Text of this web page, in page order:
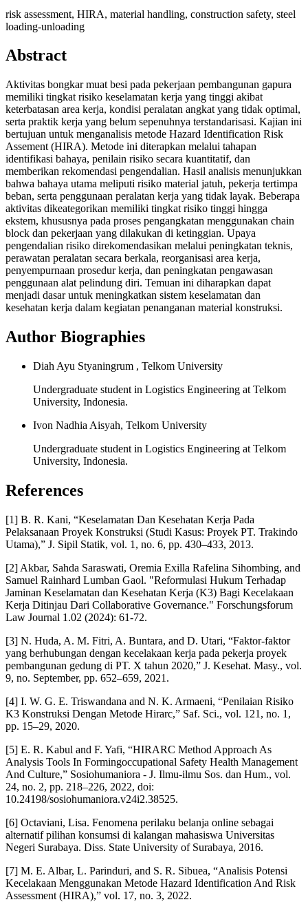
risk assessment, HIRA, material handling, construction safety, steel
loading-unloading
Abstract
Aktivitas bongkar muat besi pada pekerjaan pembangunan gapura
memiliki tingkat risiko keselamatan kerja yang tinggi akibat
keterbatasan area kerja, kondisi peralatan angkat yang tidak optimal,
serta praktik kerja yang belum sepenuhnya terstandarisasi. Kajian ini
bertujuan untuk menganalisis metode Hazard Identification Risk
Assement (HIRA). Metode ini diterapkan melalui tahapan
identifikasi bahaya, penilain risiko secara kuantitatif, dan
memberikan rekomendasi pengendalian. Hasil analisis menunjukkan
bahwa bahaya utama meliputi risiko material jatuh, pekerja tertimpa
beban, serta penggunaan peralatan kerja yang tidak layak. Beberapa
aktivitas dikeategorikan memiliki tingkat risiko tinggi hingga
ekstem, khususnya pada proses pengangkatan menggunakan chain
block dan pekerjaan yang dilakukan di ketinggian. Upaya
pengendalian risiko direkomendasikan melalui peningkatan teknis,
perawatan peralatan secara berkala, reorganisasi area kerja,
penyempurnaan prosedur kerja, dan peningkatan pengawasan
penggunaan alat pelindung diri. Temuan ini diharapkan dapat
menjadi dasar untuk meningkatkan sistem keselamatan dan
kesehatan kerja dalam kegiatan penanganan material konstruksi.
Author Biographies
Diah Ayu Styaningrum , Telkom University
Undergraduate student in Logistics Engineering at Telkom
University, Indonesia.
Ivon Nadhia Aisyah, Telkom University
Undergraduate student in Logistics Engineering at Telkom
University, Indonesia.
References
[1] B. R. Kani, “Keselamatan Dan Kesehatan Kerja Pada
Pelaksanaan Proyek Konstruksi (Studi Kasus: Proyek PT. Trakindo
Utama),” J. Sipil Statik, vol. 1, no. 6, pp. 430–433, 2013.
[2] Akbar, Sahda Saraswati, Oremia Exilla Rafelina Sihombing, and
Samuel Rainhard Lumban Gaol. "Reformulasi Hukum Terhadap
Jaminan Keselamatan dan Kesehatan Kerja (K3) Bagi Kecelakaan
Kerja Ditinjau Dari Collaborative Governance." Forschungsforum
Law Journal 1.02 (2024): 61-72.
[3] N. Huda, A. M. Fitri, A. Buntara, and D. Utari, “Faktor-faktor
yang berhubungan dengan kecelakaan kerja pada pekerja proyek
pembangunan gedung di PT. X tahun 2020,” J. Kesehat. Masy., vol.
9, no. September, pp. 652–659, 2021.
[4] I. W. G. E. Triswandana and N. K. Armaeni, “Penilaian Risiko
K3 Konstruksi Dengan Metode Hirarc,” Saf. Sci., vol. 121, no. 1,
pp. 15–29, 2020.
[5] E. R. Kabul and F. Yafi, “HIRARC Method Approach As
Analysis Tools In Formingoccupational Safety Health Management
And Culture,” Sosiohumaniora - J. Ilmu-ilmu Sos. dan Hum., vol.
24, no. 2, pp. 218–226, 2022, doi:
10.24198/sosiohumaniora.v24i2.38525.
[6] Octaviani, Lisa. Fenomena perilaku belanja online sebagai
alternatif pilihan konsumsi di kalangan mahasiswa Universitas
Negeri Surabaya. Diss. State University of Surabaya, 2016.
[7] M. E. Albar, L. Parinduri, and S. R. Sibuea, “Analisis Potensi
Kecelakaan Menggunakan Metode Hazard Identification And Risk
Assessment (HIRA),” vol. 17, no. 3, 2022.